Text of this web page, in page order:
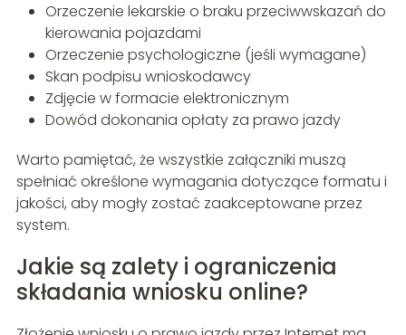
Orzeczenie lekarskie o braku przeciwwskazań do
kierowania pojazdami
Orzeczenie psychologiczne (jeśli wymagane)
Skan podpisu wnioskodawcy
Zdjęcie w formacie elektronicznym
Dowód dokonania opłaty za prawo jazdy
Warto pamiętać, że wszystkie załączniki muszą
spełniać określone wymagania dotyczące formatu i
jakości, aby mogły zostać zaakceptowane przez
system.
Jakie są zalety i ograniczenia
składania wniosku online?